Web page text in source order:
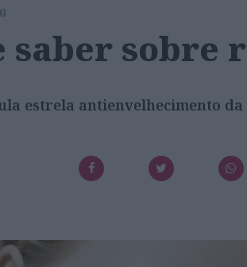
saber sobre
estrela antienvelhecimento da